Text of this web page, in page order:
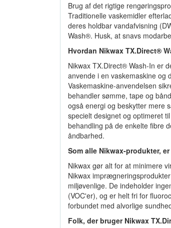
Brug af det rigtige
Traditionelle vaskemidler
deres holdbar vandafvisning
Wash®. Husk, at snavs
Hvordan Nikwax TX.Direct®
Nikwax TX.Direct® Wash-In er
anvende i en vaskemaskine og
Vaskemaskine-anvendelsen
behandler sømme, tape og
også energi og beskytter mere
specielt designet og optimeret
behandling på de enkelte fibre
åndbarhed.
Som alle Nikwax-produkter,
Nikwax gør alt for at minimere
Nikwax
miljøvenlige. De indeholder
(VOC'er), og er helt fri for
forbundet med alvorlige
Folk, der bruger Nikwax